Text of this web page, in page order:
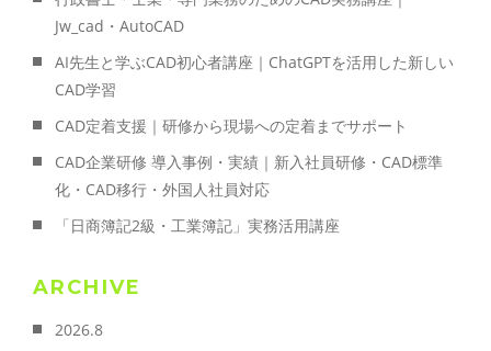
Jw_cad・AutoCAD
AI先生と学ぶCAD初心者講座｜ChatGPTを活用した新しい
CAD学習
CAD定着支援｜研修から現場への定着までサポート
CAD企業研修 導入事例・実績｜新入社員研修・CAD標準
化・CAD移行・外国人社員対応
「日商簿記2級・工業簿記」実務活用講座
ARCHIVE
2026.8